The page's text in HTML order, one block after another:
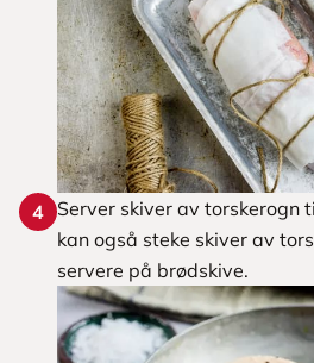
4 Server skiver av torskerogn
kan også steke skiver av
servere på brødskive.